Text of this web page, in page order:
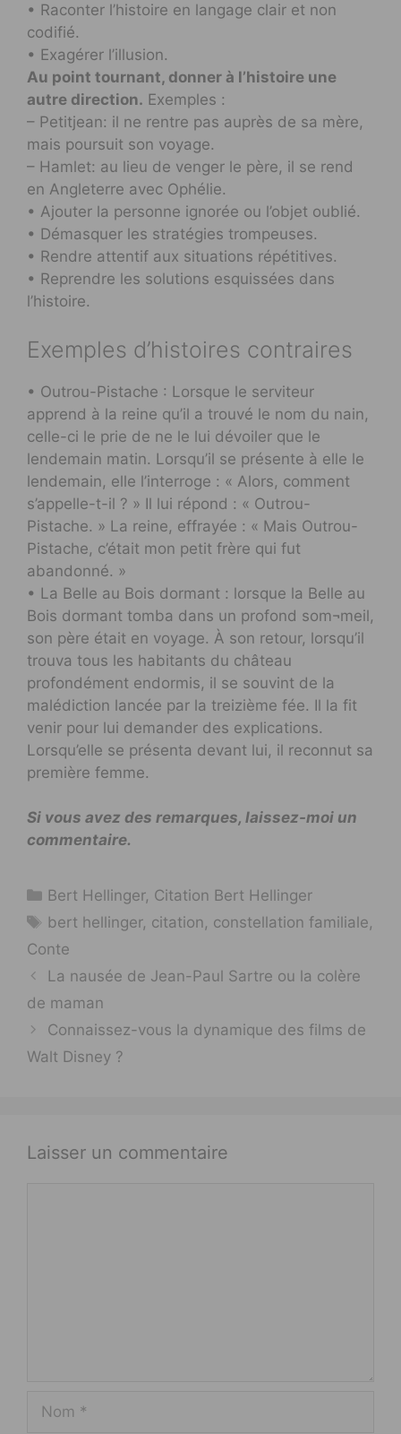
• Raconter l’histoire en langage clair et non
codifié.
• Exagérer l’illusion.
Au point tournant, donner à l’histoire une
autre direction. Exemples :
– Petitjean: il ne rentre pas auprès de sa mère,
mais poursuit son voyage.
– Hamlet: au lieu de venger le père, il se rend
en Angleterre avec Ophélie.
• Ajouter la personne ignorée ou l’objet oublié.
• Démasquer les stratégies trompeuses.
• Rendre attentif aux situations répétitives.
• Reprendre les solutions esquissées dans
l’histoire.
Exemples d’histoires contraires
• Outrou-Pistache : Lorsque le serviteur
apprend à la reine qu’il a trouvé le nom du nain,
celle-ci le prie de ne le lui dévoiler que le
lendemain matin. Lorsqu’il se présente à elle le
lendemain, elle l’interroge : « Alors, comment
s’appelle-t-il ? » Il lui répond : « Outrou-
Pistache. » La reine, effrayée : « Mais Outrou-
Pistache, c’était mon petit frère qui fut
abandonné. »
• La Belle au Bois dormant : lorsque la Belle au
Bois dormant tomba dans un profond som¬meil,
son père était en voyage. À son retour, lorsqu’il
trouva tous les habitants du château
profondément endormis, il se souvint de la
malédiction lancée par la treizième fée. Il la fit
venir pour lui demander des explications.
Lorsqu’elle se présenta devant lui, il reconnut sa
première femme.
Si vous avez des remarques, laissez-moi un
commentaire.
Catégories
Bert Hellinger, Citation Bert Hellinger
Étiquettes
bert hellinger, citation, constellation familiale,
Conte
La nausée de Jean-Paul Sartre ou la colère
de maman
Connaissez-vous la dynamique des films de
Walt Disney ?
Laisser un commentaire